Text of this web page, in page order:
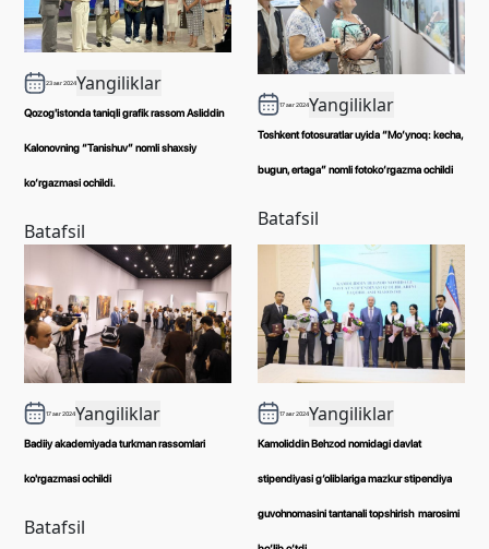
23 авг 2024Yangiliklar
Qozog'istonda taniqli grafik rassom Asliddin
Kalonovning “Tanishuv” nomli shaxsiy
ko‘rgazmasi ochildi.
Batafsil
17 авг 2024Yangiliklar
Toshkent fotosuratlar uyida “Mo‘ynoq: kecha,
bugun, ertaga” nomli fotoko‘rgazma ochildi
Batafsil
17 авг 2024Yangiliklar
Badiiy akademiyada turkman rassomlari
ko'rgazmasi ochildi
Batafsil
17 авг 2024Yangiliklar
Kamoliddin Behzod nomidagi davlat
stipendiyasi g‘oliblariga mazkur stipendiya
guvohnomasini tantanali topshirish marosimi